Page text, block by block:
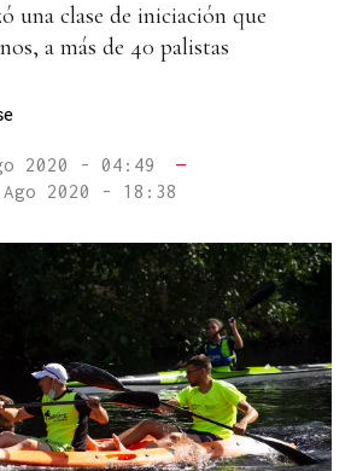
una clase de iniciación que
a más de 40 palistas
2020 - 04:49
—
2020 - 18:38